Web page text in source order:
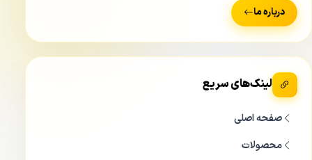
درباره ما
لینک‌های سریع
صفحه اصلی
محصولات